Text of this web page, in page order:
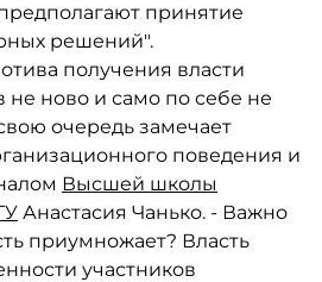
принятие
решений".
получения власти
не ново и само по себе не
очередь замечает
поведения и
Высшей школы
Анастасия Чанько. - Важно
приумножает? Власть
участников